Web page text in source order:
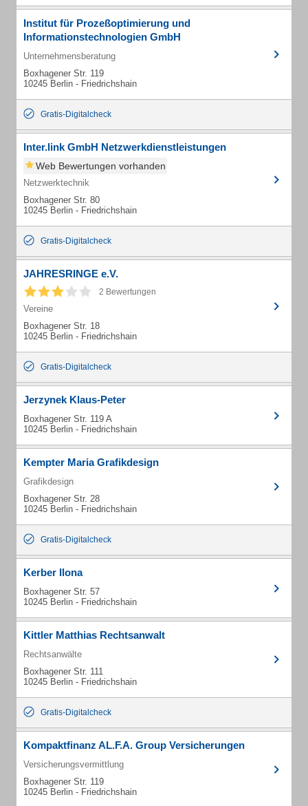
Institut für Prozeßoptimierung und
Informationstechnologien GmbH
Unternehmensberatung
Boxhagener Str. 119
10245 Berlin - Friedrichshain
Gratis-Digitalcheck
Inter.link GmbH Netzwerkdienstleistungen
Web Bewertungen vorhanden
Netzwerktechnik
Boxhagener Str. 80
10245 Berlin - Friedrichshain
Gratis-Digitalcheck
JAHRESRINGE e.V.
2 Bewertungen
Vereine
Boxhagener Str. 18
10245 Berlin - Friedrichshain
Gratis-Digitalcheck
Jerzynek Klaus-Peter
Boxhagener Str. 119 A
10245 Berlin - Friedrichshain
Kempter Maria Grafikdesign
Grafikdesign
Boxhagener Str. 28
10245 Berlin - Friedrichshain
Gratis-Digitalcheck
Kerber Ilona
Boxhagener Str. 57
10245 Berlin - Friedrichshain
Kittler Matthias Rechtsanwalt
Rechtsanwälte
Boxhagener Str. 111
10245 Berlin - Friedrichshain
Gratis-Digitalcheck
Kompaktfinanz AL.F.A. Group Versicherungen
Versicherungsvermittlung
Boxhagener Str. 119
10245 Berlin - Friedrichshain